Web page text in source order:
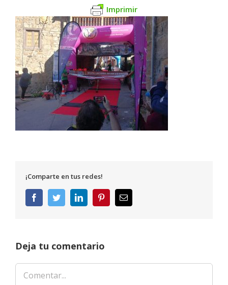
Imprimir
¡Comparte en tus redes!
FacebookTwitterLinkedInPinterestCorreo
electrónico
Deja tu comentario
Comentar